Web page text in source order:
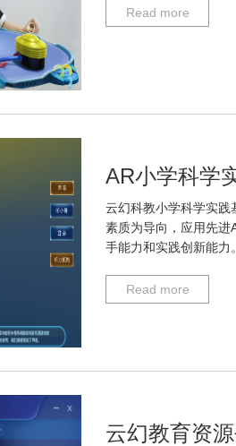
Read more
AR小学科学
云幻科教小学科学实践
素质为导向，应用先进
手能力和实践创新能力
Read more
云幻教育资